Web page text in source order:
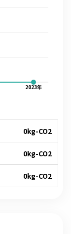
2023年
0kg-CO2
0kg-CO2
0kg-CO2